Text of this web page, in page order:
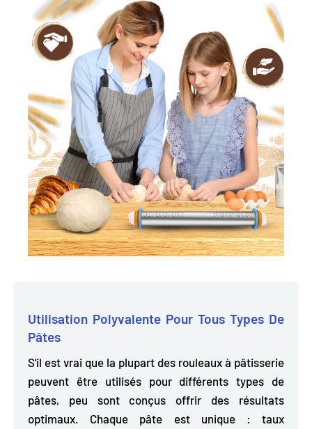
Utilisation Polyvalente Pour Tous Types De
Pâtes
S'il est vrai que la plupart des rouleaux à pâtisserie
peuvent être utilisés pour différents types de
pâtes, peu sont conçus offrir des résultats
optimaux. Chaque pâte est unique : taux